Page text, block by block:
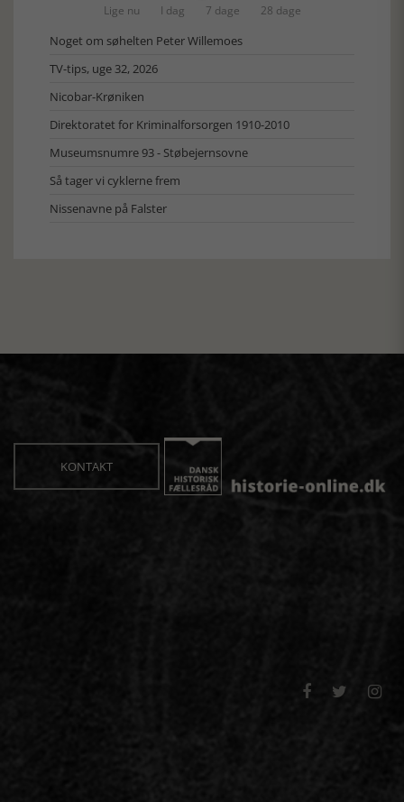
Lige nu I dag 7 dage 28 dage
Noget om søhelten Peter Willemoes
TV-tips, uge 32, 2026
Nicobar-Krøniken
Direktoratet for Kriminalforsorgen 1910-2010
Museumsnumre 93 - Støbejernsovne
Så tager vi cyklerne frem
Nissenavne på Falster
KONTAKT
  